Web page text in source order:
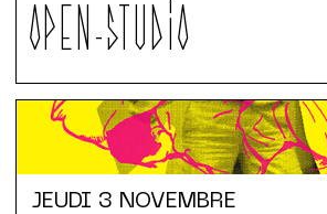
OPEN-STUDIO
JEUDI 3 NOVEMBRE